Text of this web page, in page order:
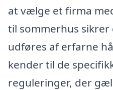
at vælge et firma
til sommerhus
udføres af erfarne
kender til de
reguleringer, der